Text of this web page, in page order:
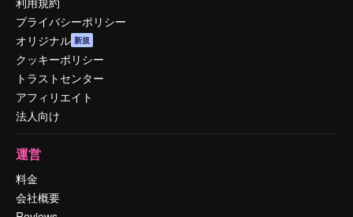
プライバシーポリシー
オリジナル 新規
クッキーポリシー
トラストセンター
アフィリエイト
法人向け
運営
料金
会社概要